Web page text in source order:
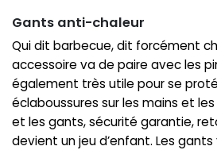
Gants anti-chaleur
Qui dit barbecue, dit forcément
accessoire va de paire avec les
également très utile pour se
éclaboussures sur les mains et
et les gants, sécurité garantie,
devient un jeu d’enfant. Les